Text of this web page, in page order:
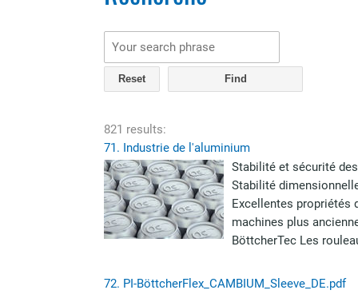
Reset
821 results:
71. Industrie de l'aluminium
Stabilité et sécurité
Stabilité
Excellentes propriétés
machines plus
BöttcherTec Les
72. PI-BöttcherFlex_CAMBIUM_Sleeve_DE.pdf